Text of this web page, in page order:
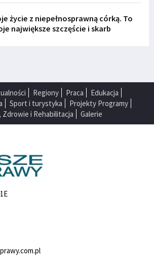
życie z niepełnosprawną córką. To
największe szczęście i skarb
Regiony Praca
Edukacja
Sport i turystyka
Projekty Programy
Zdrowie i Rehabilitacja
Galerie